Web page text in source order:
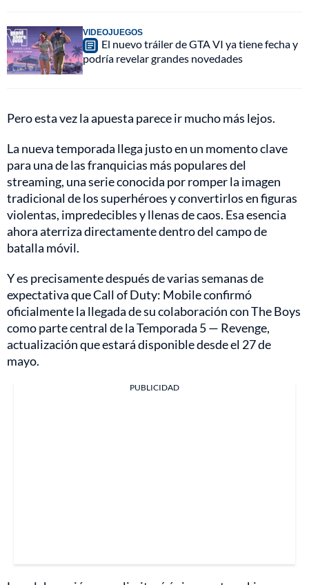
VIDEOJUEGOS
El nuevo tráiler de GTA VI ya tiene fecha y
podría revelar grandes novedades
Pero esta vez la apuesta parece ir mucho más lejos.
La nueva temporada llega justo en un momento clave
para una de las franquicias más populares del
streaming, una serie conocida por romper la imagen
tradicional de los superhéroes y convertirlos en figuras
violentas, impredecibles y llenas de caos. Esa esencia
ahora aterriza directamente dentro del campo de
batalla móvil.
Y es precisamente después de varias semanas de
expectativa que Call of Duty: Mobile confirmó
oficialmente la llegada de su colaboración con The Boys
como parte central de la Temporada 5 — Revenge,
actualización que estará disponible desde el 27 de
mayo.
PUBLICIDAD